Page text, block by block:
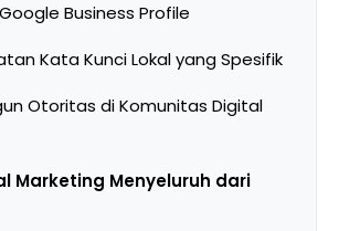
Business Profile
Kata Kunci Lokal yang Spesifik
Otoritas di Komunitas Digital
Marketing Menyeluruh dari